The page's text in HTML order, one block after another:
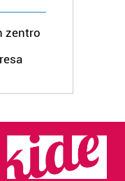
zentro